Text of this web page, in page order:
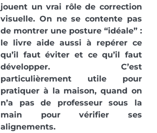
jouent un vrai rôle de correction
visuelle. On ne se contente pas
de montrer une posture “idéale” :
le livre aide aussi à repérer ce
qu’il faut éviter et ce qu’il faut
développer. C’est
particulièrement utile pour
pratiquer à la maison, quand on
n’a pas de professeur sous la
main pour vérifier ses
alignements.